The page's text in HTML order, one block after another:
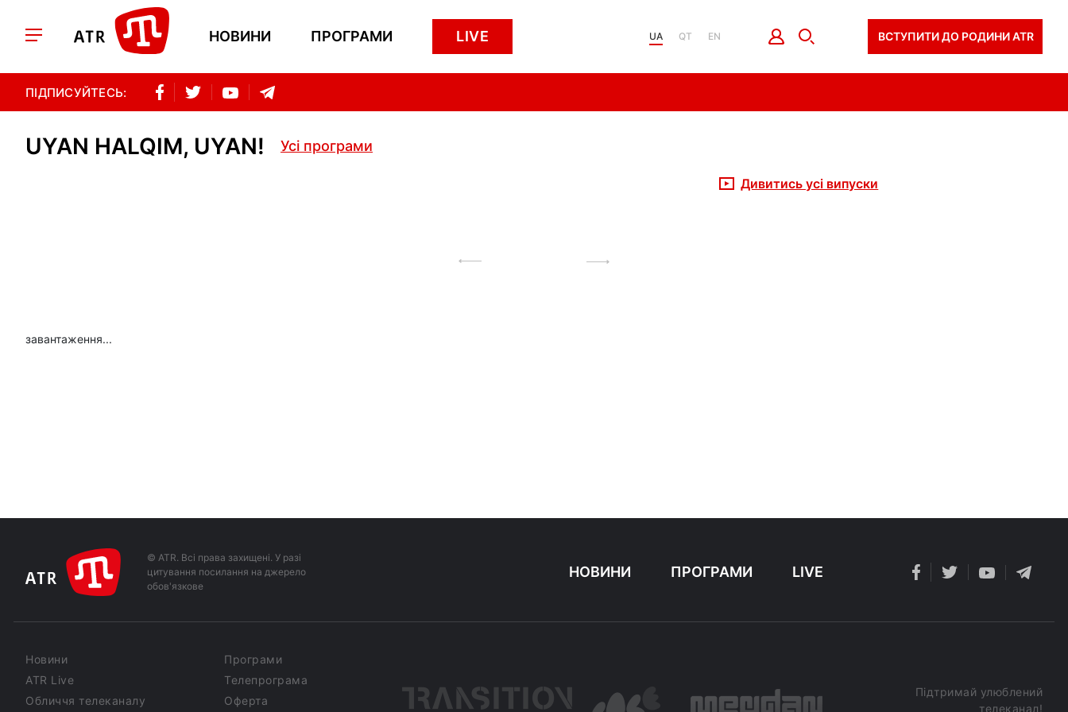
НОВИНИ ПРОГРАМИ LIVE UA QT EN ВСТУПИТИ ДО РОДИНИ ATR
ПІДПИСУЙТЕСЬ:
UYAN HALQIM, UYAN! Усі програми
Дивитись усі випуски
завантаження...
© ATR. Всі права захищені. У разі
цитування посилання на джерело
обов'язкове
НОВИНИ ПРОГРАМИ LIVE
Новини
Програми
ATR Live
Телепрограма
Обличчя телеканалу
Оферта
Підтримай улюблений
телеканал!